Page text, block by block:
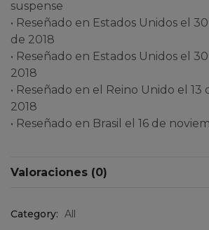
suspense
• Reseñado en Estados Unidos el
de 2018
• Reseñado en Estados Unidos el
2018
• Reseñado en el Reino Unido el 13
2018
• Reseñado en Brasil el 16 de
Valoraciones (0)
Category: All